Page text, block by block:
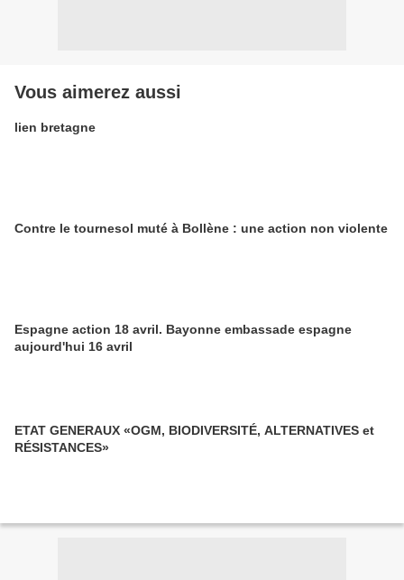
Vous aimerez aussi
lien bretagne
Contre le tournesol muté à Bollène : une action non violente
Espagne action 18 avril. Bayonne embassade espagne
aujourd'hui 16 avril
ETAT GENERAUX «OGM, BIODIVERSITÉ, ALTERNATIVES et
RÉSISTANCES»